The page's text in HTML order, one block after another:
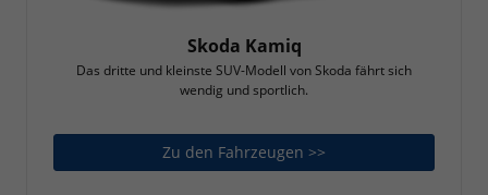
Skoda Kamiq
Das dritte und kleinste SUV-Modell von Skoda fährt sich
wendig und sportlich.
Zu den Fahrzeugen >>